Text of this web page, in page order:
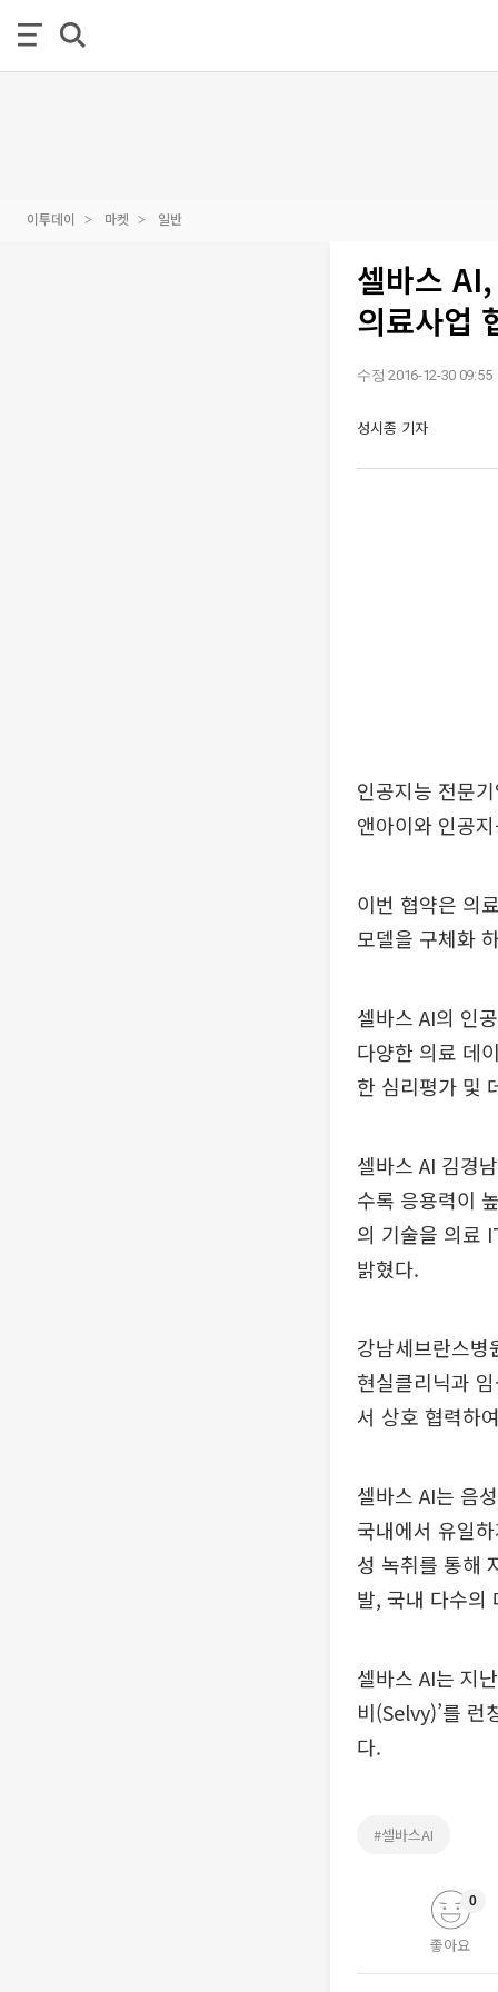
이투데이 마켓 일반
셀바스
의료사업
수정 2016-12-30 09:55
성시종 기자
인공지능 전문
앤아이와 인공
이번 협약은 의
모델을 구체화
셀바스 AI의 인
다양한 의료 데
한 심리평가 및
셀바스 AI 김경
수록 응용력이
의 기술을 의료
밝혔다.
강남세브란스
현실클리닉과
서 상호 협력하
셀바스 AI는 음
국내에서 유일
성 녹취를 통해
발, 국내 다수의
셀바스 AI는 지
비(Selvy)’를
다.
#셀바스AI
좋아요
0